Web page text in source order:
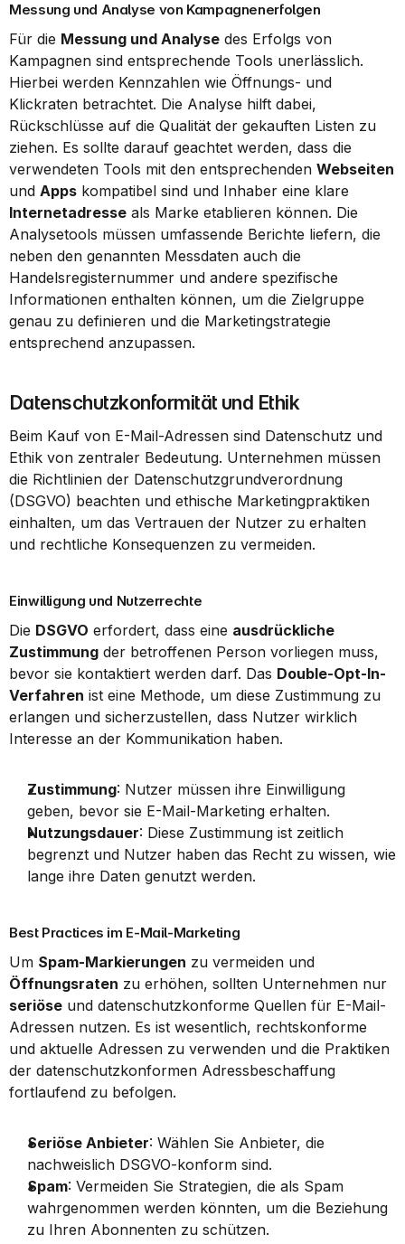
Messung und Analyse von Kampagnenerfolgen
Für die Messung und Analyse des Erfolgs von
Kampagnen sind entsprechende Tools unerlässlich.
Hierbei werden Kennzahlen wie Öffnungs- und
Klickraten betrachtet. Die Analyse hilft dabei,
Rückschlüsse auf die Qualität der gekauften Listen zu
ziehen. Es sollte darauf geachtet werden, dass die
verwendeten Tools mit den entsprechenden Webseiten
und Apps
Internetadresse als Marke etablieren können. Die
Analysetools müssen umfassende Berichte liefern, die
neben den genannten Messdaten auch die
Handelsregisternummer und andere spezifische
Informationen enthalten können, um die Zielgruppe
genau zu definieren und die Marketingstrategie
entsprechend anzupassen.
Datenschutzkonformität und Ethik
Beim Kauf von E-Mail-Adressen sind Datenschutz und
Ethik von zentraler Bedeutung. Unternehmen müssen
die Richtlinien der Datenschutzgrundverordnung
(DSGVO) beachten und ethische Marketingpraktiken
einhalten, um das Vertrauen der Nutzer zu erhalten
und rechtliche Konsequenzen zu vermeiden.
Einwilligung und Nutzerrechte
Die DSGVO erfordert, dass eine ausdrückliche
Zustimmung der betroffenen Person vorliegen muss,
bevor sie kontaktiert werden darf. Das Double-Opt-In-
Verfahren ist eine Methode, um diese Zustimmung zu
erlangen und sicherzustellen, dass Nutzer wirklich
Interesse an der Kommunikation haben.
Zustimmung: Nutzer müssen ihre Einwilligung
geben, bevor sie E-Mail-Marketing erhalten.
Nutzungsdauer: Diese Zustimmung ist zeitlich
begrenzt und Nutzer haben das Recht zu wissen, wie
lange ihre Daten genutzt werden.
Best Practices im E-Mail-Marketing
Um Spam-Markierungen
Öffnungsraten
seriöse und datenschutzkonforme Quellen für E-Mail-
Adressen nutzen. Es ist wesentlich, rechtskonforme
und aktuelle Adressen zu verwenden und die Praktiken
der datenschutzkonformen Adressbeschaffung
fortlaufend zu befolgen.
Seriöse Anbieter: Wählen Sie Anbieter, die
nachweislich DSGVO-konform sind.
Spam: Vermeiden Sie Strategien, die als Spam
wahrgenommen werden könnten, um die Beziehung
zu Ihren Abonnenten zu schützen.